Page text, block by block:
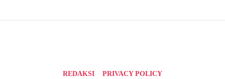
REDAKSI
PRIVACY POLICY